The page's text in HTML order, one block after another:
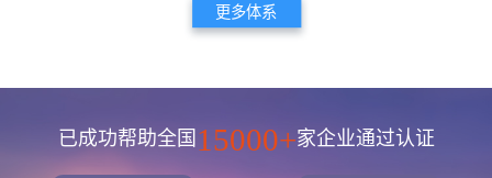
更多体系
已成功帮助全国 15000+家企业通过认证